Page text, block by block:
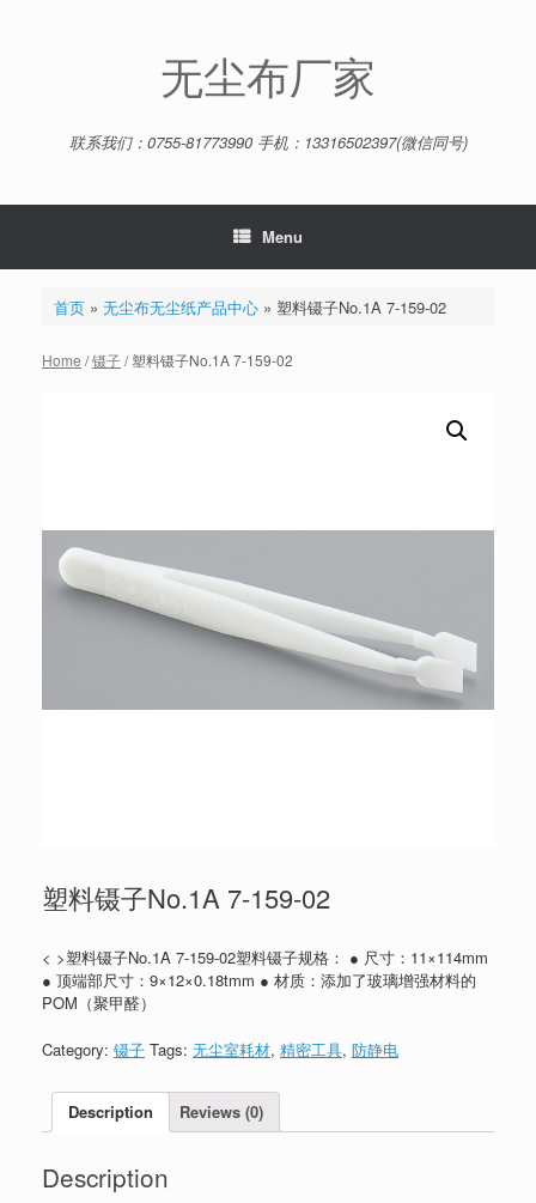
无尘布厂家
联系我们：0755-81773990 手机：13316502397(微信同号)
Menu
首页» 无尘布无尘纸产品中心» 塑料镊子No.1A 7-159-02
Home /镊子/ 塑料镊子No.1A 7-159-02
塑料镊子No.1A 7-159-02
< >塑料镊子No.1A 7-159-02塑料镊子规格： ● 尺寸：11×114mm
● 顶端部尺寸：9×12×0.18tmm ● 材质：添加了玻璃增强材料的
POM（聚甲醛）
Category: 镊子 Tags: 无尘室耗材, 精密工具, 防静电
Description Reviews (0)
Description